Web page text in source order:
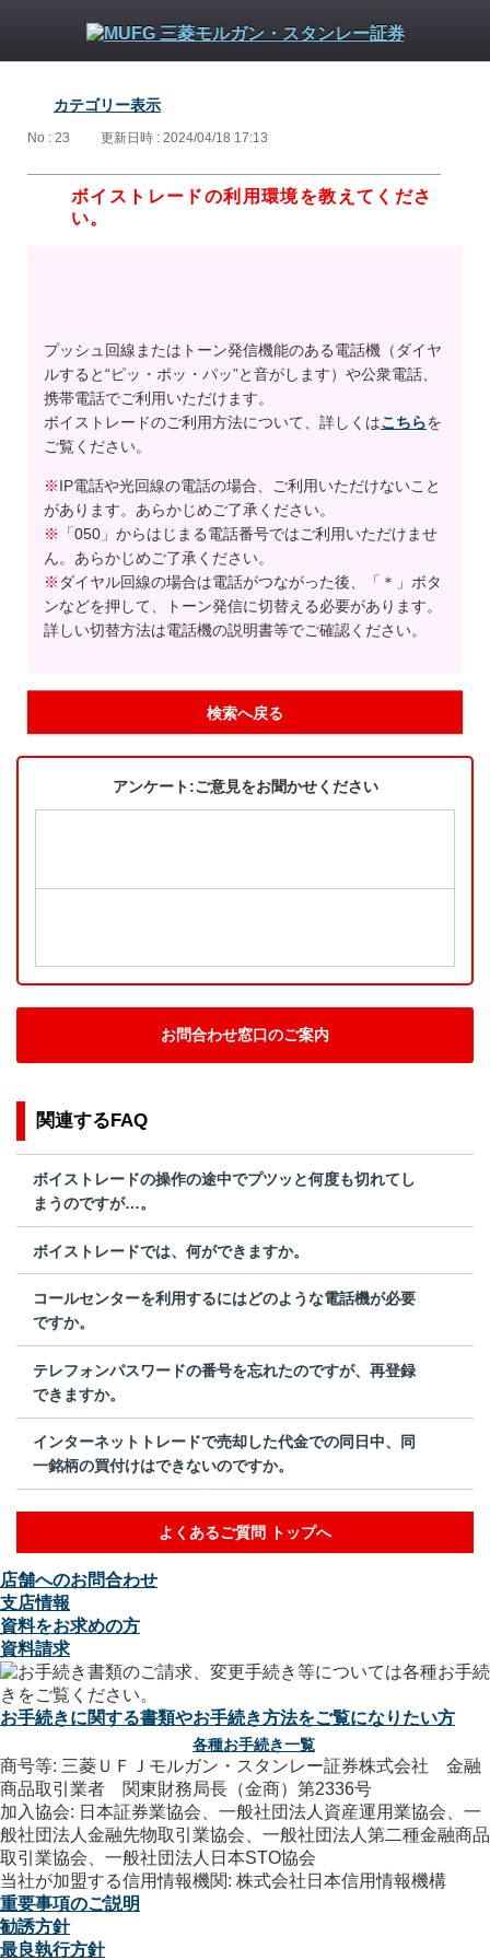
カテゴリー表示
No : 23 更新日時 : 2024/04/18 17:13
ボイストレードの利用環境を教えてくださ
い。
プッシュ回線またはトーン発信機能のある電話機（ダイヤ
ルすると“ピッ・ポッ・パッ”と音がします）や公衆電話、
携帯電話でご利用いただけます。
ボイストレードのご利用方法について、詳しくはこちらを
ご覧ください。
※IP電話や光回線の電話の場合、ご利用いただけないこと
があります。あらかじめご了承ください。
※
「050」からはじまる電話番号ではご利用いただけませ
ん。あらかじめご了承ください。
※ ダイヤル回線の場合は電話がつながった後、「＊」ボタ
ンなどを押して、トーン発信に切替える必要があります。
詳しい切替方法は電話機の説明書等でご確認ください。
検索へ戻る
アンケート:ご意見をお聞かせください
お問合わせ窓口のご案内
関連するFAQ
ボイストレードの操作の途中でプツッと何度も切れてし
まうのですが…。
ボイストレードでは、何ができますか。
コールセンターを利用するにはどのような電話機が必要
ですか。
テレフォンパスワードの番号を忘れたのですが、再登録
できますか。
インターネットトレードで売却した代金での同日中、同
一銘柄の買付けはできないのですか。
よくあるご質問 トップへ
店舗へのお問合わせ
支店情報
資料をお求めの方
資料請求
お手続きに関する書類やお手続き方法をご覧になりたい方
各種お手続き一覧
商号等: 三菱ＵＦＪモルガン・スタンレー証券株式会社 金融
商品取引業者 関東財務局長（金商）第2336号
加入協会: 日本証券業協会、一般社団法人資産運用業協会、一
般社団法人金融先物取引業協会、一般社団法人第二種金融商品
取引業協会、一般社団法人日本STO協会
当社が加盟する信用情報機関: 株式会社日本信用情報機構
重要事項のご説明
勧誘方針
最良執行方針